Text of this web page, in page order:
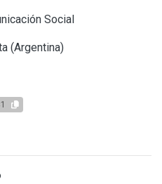
Social
(Argentina)